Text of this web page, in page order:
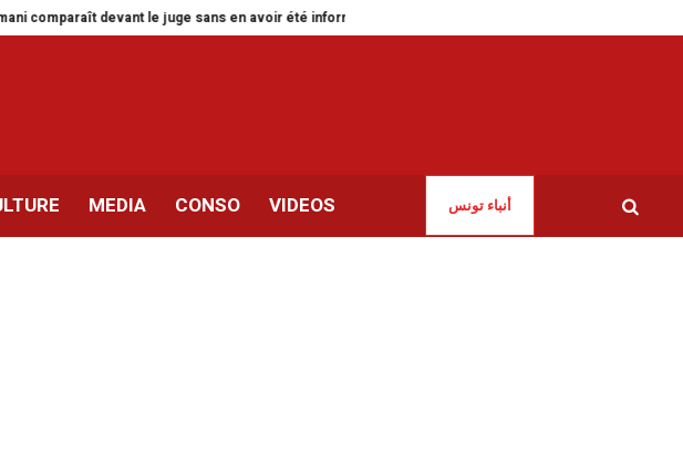
comparaît devant le juge sans en avoir été informée
MEDIA CONSO VIDEOS أنباء تونس